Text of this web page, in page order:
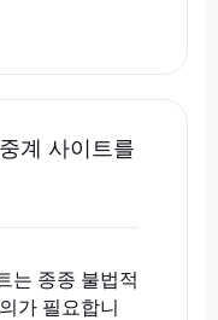
계 사이트를
는 종종 불법적
가 필요합니